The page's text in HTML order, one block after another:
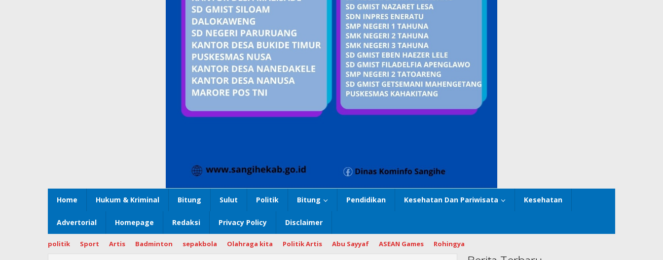
Home Hukum & Kriminal Bitung Sulut Politik Bitung Pendidikan Kesehatan Dan Pariwisata Kesehatan
Advertorial Homepage Redaksi Privacy Policy Disclaimer
politik Sport Artis Badminton sepakbola Olahraga kita Politik Artis Abu Sayyaf ASEAN Games Rohingya